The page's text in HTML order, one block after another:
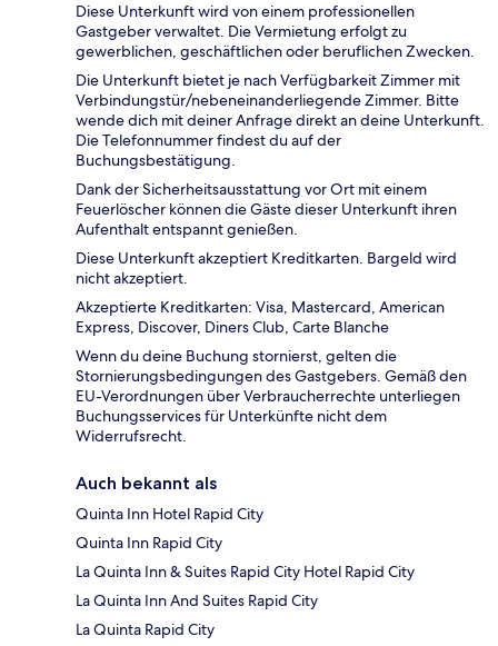
Diese Unterkunft wird von einem professionellen
Gastgeber verwaltet. Die Vermietung erfolgt zu
gewerblichen, geschäftlichen oder beruflichen Zwecken.
Die Unterkunft bietet je nach Verfügbarkeit Zimmer mit
Verbindungstür/nebeneinanderliegende Zimmer. Bitte
wende dich mit deiner Anfrage direkt an deine Unterkunft.
Die Telefonnummer findest du auf der
Buchungsbestätigung.
Dank der Sicherheitsausstattung vor Ort mit einem
Feuerlöscher können die Gäste dieser Unterkunft ihren
Aufenthalt entspannt genießen.
Diese Unterkunft akzeptiert Kreditkarten. Bargeld wird
nicht akzeptiert.
Akzeptierte Kreditkarten: Visa, Mastercard, American
Express, Discover, Diners Club, Carte Blanche
Wenn du deine Buchung stornierst, gelten die
Stornierungsbedingungen des Gastgebers. Gemäß den
EU-Verordnungen über Verbraucherrechte unterliegen
Buchungsservices für Unterkünfte nicht dem
Widerrufsrecht.
Auch bekannt als
Quinta Inn Hotel Rapid City
Quinta Inn Rapid City
La Quinta Inn & Suites Rapid City Hotel Rapid City
La Quinta Inn And Suites Rapid City
La Quinta Rapid City